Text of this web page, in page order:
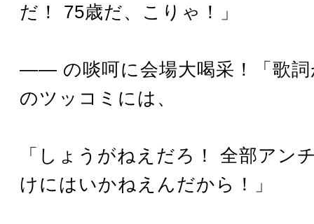
だ！ 75歳だ、こりゃ！」
―― の啖呵に会場大喝采！「歌詞
のツッコミには、
「しょうがねえだろ！ 全部アン
けにはいかねえんだから！」